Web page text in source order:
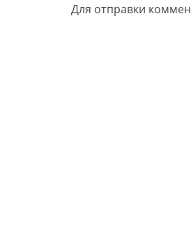
Для отправки